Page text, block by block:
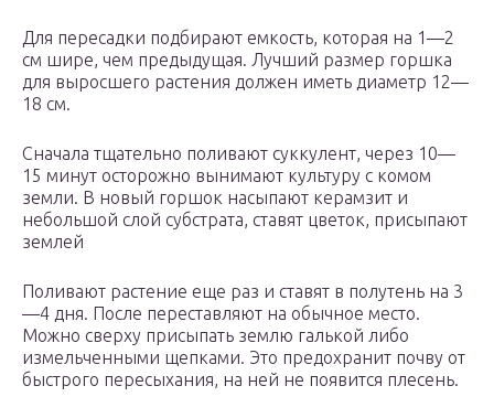
Для пересадки подбирают емкость, которая на 1—2
см шире, чем предыдущая. Лучший размер горшка
для выросшего растения должен иметь диаметр 12—
18 см.
Сначала тщательно поливают суккулент, через 10—
15 минут осторожно вынимают культуру с комом
земли. В новый горшок насыпают керамзит и
небольшой слой субстрата, ставят цветок, присыпают
землей
Поливают растение еще раз и ставят в полутень на 3
—4 дня. После переставляют на обычное место.
Можно сверху присыпать землю галькой либо
измельченными щепками. Это предохранит почву от
быстрого пересыхания, на ней не появится плесень.